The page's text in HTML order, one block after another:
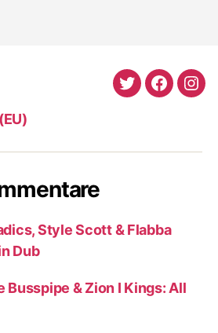
Twitter
Style Scott & Flabba
Dub
Busspipe & Zion I Kings: All